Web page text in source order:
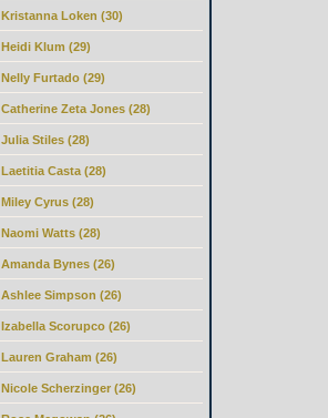
Kristanna Loken (30)
Heidi Klum (29)
Nelly Furtado (29)
Catherine Zeta Jones (28)
Julia Stiles (28)
Laetitia Casta (28)
Miley Cyrus (28)
Naomi Watts (28)
Amanda Bynes (26)
Ashlee Simpson (26)
Izabella Scorupco (26)
Lauren Graham (26)
Nicole Scherzinger (26)